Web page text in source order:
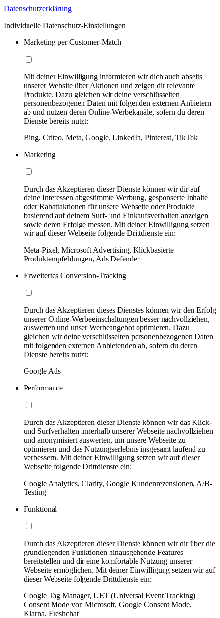
Datenschutzerklärung
Individuelle Datenschutz-Einstellungen
Marketing per Customer-Match
Mit deiner Einwilligung informieren wir dich auch abseits
unserer Website über Aktionen und zeigen dir relevante
Produkte. Dazu gleichen wir deine verschlüsselten
personenbezogenen Daten mit folgenden externen Anbietern
ab und nutzen deren Online-Werbekanäle, sofern du deren
Dienste bereits nutzt:
Bing, Criteo, Meta, Google, LinkedIn, Pinterest, TikTok
Marketing
Durch das Akzeptieren dieser Dienste können wir dir auf
deine Interessen abgestimmte Werbung, gesponserte Inhalte
oder Rabattaktionen für unsere Webseite oder Produkte
basierend auf deinem Surf- und Einkaufsverhalten anzeigen
sowie deren Erfolge messen. Mit deiner Einwilligung setzen
wir auf dieser Webseite folgende Drittdienste ein:
Meta-Pixel, Microsoft Advertising, Klickbasierte
Produktempfehlungen, Ads Defender
Erweitertes Conversion-Tracking
Durch das Akzeptieren dieses Dienstes können wir den Erfolg
unserer Online-Werbeeinschaltungen besser nachvollziehen,
auswerten und unser Werbeangebot optimieren. Dazu
gleichen wir deine verschlüsselten personenbezogenen Daten
mit folgenden externen Anbietenden ab, sofern du deren
Dienste bereits nutzt:
Google Ads
Performance
Durch das Akzeptieren dieser Dienste können wir das Klick-
und Surfverhalten innerhalb unserer Webseite nachvollziehen
und anonymisiert auswerten, um unsere Webseite zu
optimieren und das Nutzungserlebnis insgesamt laufend zu
verbessern. Mit deiner Einwilligung setzen wir auf dieser
Webseite folgende Drittdienste ein:
Google Analytics, Clarity, Google Kundenrezensionen, A/B-
Testing
Funktional
Durch das Akzeptieren dieser Dienste können wir dir über die
grundlegenden Funktionen hinausgehende Features
bereitstellen und dir eine komfortable Nutzung unserer
Webseite ermöglichen. Mit deiner Einwilligung setzen wir auf
dieser Webseite folgende Drittdienste ein:
Google Tag Manager, UET (Universal Event Tracking)
Consent Mode von Microsoft, Google Consent Mode,
Klarna, Freshchat